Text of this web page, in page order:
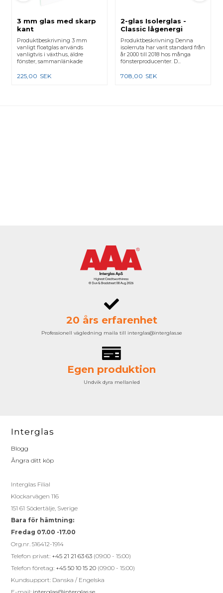
3 mm glas med skarp
kant
Produktbeskrivning 3 mm
vanligt floatglas används
vanligtvis i växthus, äldre
fönster, sammanlänkade
225,00 SEK
2-glas Isolerglas -
Classic lågenergi
Produktbeskrivning Denna
isolerruta har varit standard från
år 2000 till 2018 hos många
fönsterproducenter. D...
708,00 SEK
20 års erfarenhet
Professionell vägledning maila till interglas@interglas.se
Egen produktion
Undvik dyra mellanled
Interglas
Blogg
Ångra ditt köp
Interglas Filial
Klockarvägen 116
151 61 Södertälje, Sverige
Bara för hämtning:
Fredag 07.00 -17.00
Org.nr. 516412-1914
Telefon privat: +45 21 21 63 63 (09:00 - 15:00)
Telefon företag: +45 50 10 15 20 (09:00 - 15:00)
Kundsupport: Danska / Engelska